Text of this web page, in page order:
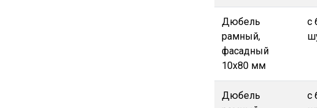
Дюбель
рамный,
фасадный
10х80 мм
с
Дюбель
с